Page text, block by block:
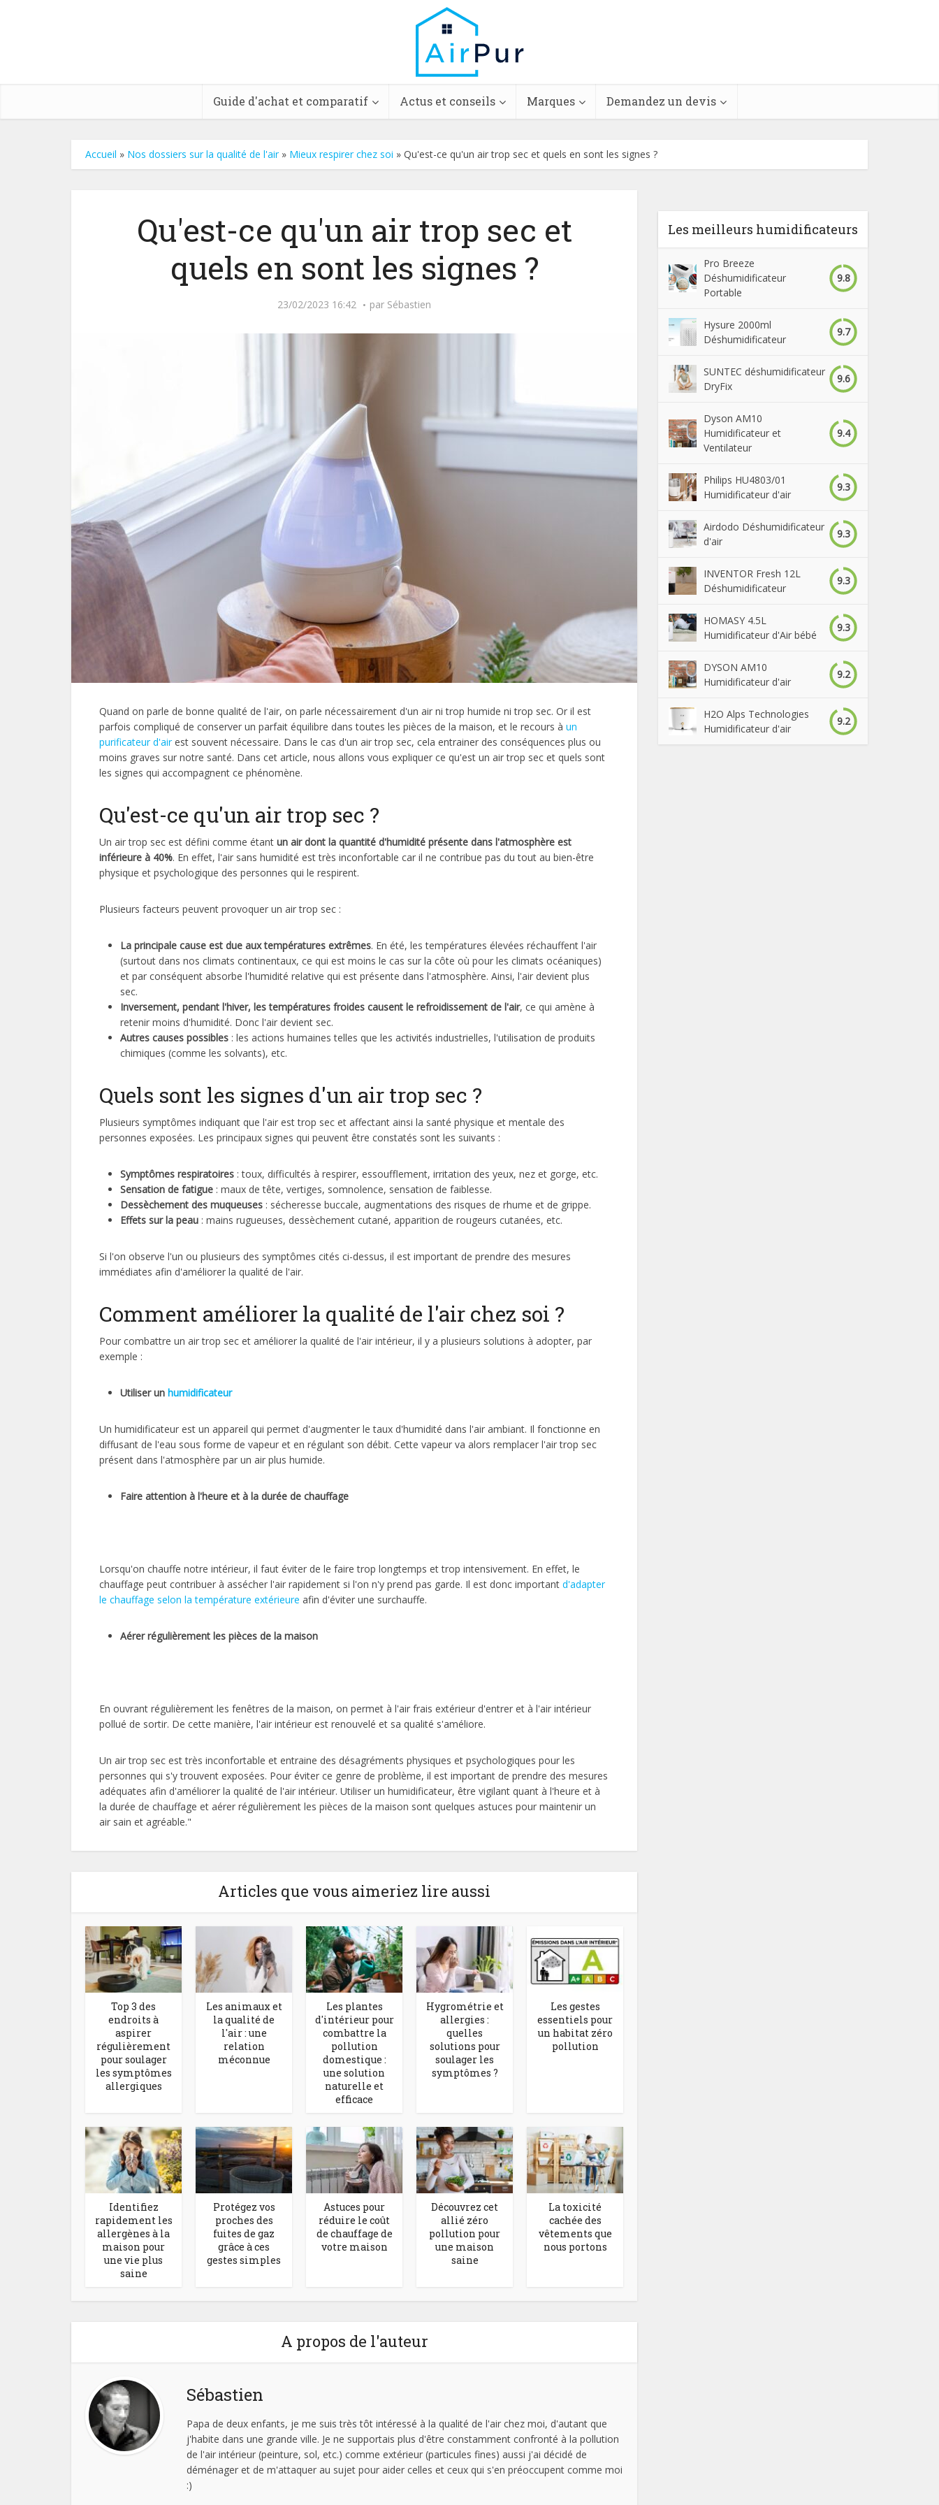
Guide d'achat et comparatif Actus et conseils Marques Demandez un devis
Accueil » Nos dossiers sur la qualité de l'air» Mieux respirer chez soi » Qu'est-ce qu'un air trop sec et quels en sont les signes ?
Qu'est-ce qu'un air trop sec et
quels en sont les signes ?
23/02/2023 16:42 par Sébastien
Quand on parle de bonne qualité de l'air, on parle nécessairement d'un air ni trop humide ni trop sec. Or il est
parfois compliqué de conserver un parfait équilibre dans toutes les pièces de la maison, et le recours à un
purificateur d'airest souvent nécessaire. Dans le cas d'un air trop sec, cela entrainer des conséquences plus ou
moins graves sur notre santé. Dans cet article, nous allons vous expliquer ce qu'est un air trop sec et quels sont
les signes qui accompagnent ce phénomène.
Qu'est-ce qu'un air trop sec ?
Un air trop sec est défini comme étant un air dont la quantité d'humidité présente dans l'atmosphère est
inférieure à 40%. En effet, l'air sans humidité est très inconfortable car il ne contribue pas du tout au bien-être
physique et psychologique des personnes qui le respirent.
Plusieurs facteurs peuvent provoquer un air trop sec :
La principale cause est due aux températures extrêmes. En été, les températures élevées réchauffent l'air
(surtout dans nos climats continentaux, ce qui est moins le cas sur la côte où pour les climats océaniques)
et par conséquent absorbe l'humidité relative qui est présente dans l'atmosphère. Ainsi, l'air devient plus
sec.
Inversement, pendant l'hiver, les températures froides causent le refroidissement de l'air, ce qui amène à
retenir moins d'humidité. Donc l'air devient sec.
Autres causes possibles : les actions humaines telles que les activités industrielles, l'utilisation de produits
chimiques (comme les solvants), etc.
Quels sont les signes d'un air trop sec ?
Plusieurs symptômes indiquant que l'air est trop sec et affectant ainsi la santé physique et mentale des
personnes exposées. Les principaux signes qui peuvent être constatés sont les suivants :
Symptômes respiratoires : toux, difficultés à respirer, essoufflement, irritation des yeux, nez et gorge, etc.
Sensation de fatigue : maux de tête, vertiges, somnolence, sensation de faiblesse.
Dessèchement des muqueuses : sécheresse buccale, augmentations des risques de rhume et de grippe.
Effets sur la peau : mains rugueuses, dessèchement cutané, apparition de rougeurs cutanées, etc.
Si l'on observe l'un ou plusieurs des symptômes cités ci-dessus, il est important de prendre des mesures
immédiates afin d'améliorer la qualité de l'air.
Comment améliorer la qualité de l'air chez soi ?
Pour combattre un air trop sec et améliorer la qualité de l'air intérieur, il y a plusieurs solutions à adopter, par
exemple :
Utiliser un humidificateur
Un humidificateur est un appareil qui permet d'augmenter le taux d'humidité dans l'air ambiant. Il fonctionne en
diffusant de l'eau sous forme de vapeur et en régulant son débit. Cette vapeur va alors remplacer l'air trop sec
présent dans l'atmosphère par un air plus humide.
Faire attention à l'heure et à la durée de chauffage
Lorsqu'on chauffe notre intérieur, il faut éviter de le faire trop longtemps et trop intensivement. En effet, le
chauffage peut contribuer à assécher l'air rapidement si l'on n'y prend pas garde. Il est donc important d'adapter
le chauffage selon la température extérieure afin d'éviter une surchauffe.
Aérer régulièrement les pièces de la maison
En ouvrant régulièrement les fenêtres de la maison, on permet à l'air frais extérieur d'entrer et à l'air intérieur
pollué de sortir. De cette manière, l'air intérieur est renouvelé et sa qualité s'améliore.
Un air trop sec est très inconfortable et entraine des désagréments physiques et psychologiques pour les
personnes qui s'y trouvent exposées. Pour éviter ce genre de problème, il est important de prendre des mesures
adéquates afin d'améliorer la qualité de l'air intérieur. Utiliser un humidificateur, être vigilant quant à l'heure et à
la durée de chauffage et aérer régulièrement les pièces de la maison sont quelques astuces pour maintenir un
air sain et agréable."
Articles que vous aimeriez lire aussi
Top 3 des
endroits à
aspirer
régulièrement
pour soulager
les symptômes
allergiques
Les animaux et
la qualité de
l'air : une
relation
méconnue
Les plantes
d'intérieur pour
combattre la
pollution
domestique :
une solution
naturelle et
efficace
Hygrométrie et
allergies :
quelles
solutions pour
soulager les
symptômes ?
Les gestes
essentiels pour
un habitat zéro
pollution
Identifiez
rapidement les
allergènes à la
maison pour
une vie plus
saine
Protégez vos
proches des
fuites de gaz
grâce à ces
gestes simples
Astuces pour
réduire le coût
de chauffage de
votre maison
Découvrez cet
allié zéro
pollution pour
une maison
saine
La toxicité
cachée des
vêtements que
nous portons
A propos de l'auteur
Sébastien
Papa de deux enfants, je me suis très tôt intéressé à la qualité de l'air chez moi, d'autant que
j'habite dans une grande ville. Je ne supportais plus d'être constamment confronté à la pollution
de l'air intérieur (peinture, sol, etc.) comme extérieur (particules fines) aussi j'ai décidé de
déménager et de m'attaquer au sujet pour aider celles et ceux qui s'en préoccupent comme moi
:)
Les meilleurs humidificateurs
Pro Breeze
Déshumidificateur
Portable
9.8
Hysure 2000ml
Déshumidificateur
9.7
SUNTEC déshumidificateur
DryFix
9.6
Dyson AM10
Humidificateur et
Ventilateur
9.4
Philips HU4803/01
Humidificateur d'air
9.3
Airdodo Déshumidificateur
d'air
9.3
INVENTOR Fresh 12L
Déshumidificateur
9.3
HOMASY 4.5L
Humidificateur d'Air bébé
9.3
DYSON AM10
Humidificateur d'air
9.2
H2O Alps Technologies
Humidificateur d'air
9.2